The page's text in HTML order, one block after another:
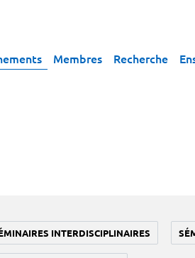
Membres Recherche
INTERDISCIPLINAIRES